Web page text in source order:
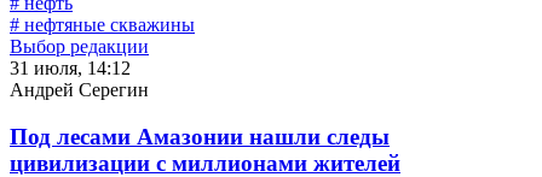
# нефтяные скважины
Выбор редакции
31 июля, 14:12
Андрей Серегин
Под лесами Амазонии нашли следы
цивилизации с миллионами жителей